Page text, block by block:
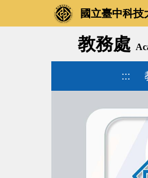
國立臺中科技
教務處
:::